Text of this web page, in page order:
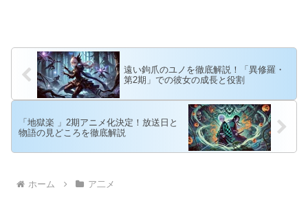
遠い鉤爪のユノを徹底解説！「異修羅・
第2期」での彼女の成長と役割
「地獄楽 」2期アニメ化決定！放送日と
物語の見どころを徹底解説
ホーム ア二メ